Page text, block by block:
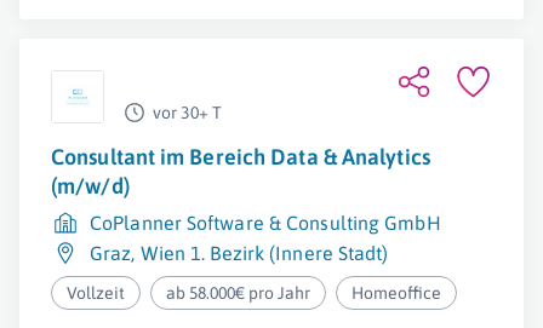
vor 30+ T
Consultant im Bereich Data & Analytics
(m/w/d)
CoPlanner Software & Consulting GmbH
Graz, Wien 1. Bezirk (Innere Stadt)
Vollzeit ab 58.000€ pro Jahr Homeoffice